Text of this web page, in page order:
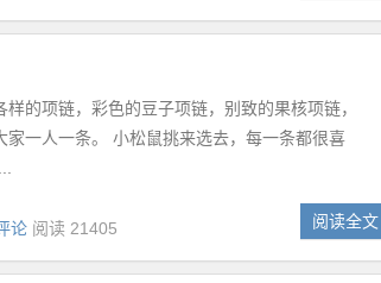
的项链，彩色的豆子项链，别致的果核项链，
一人一条。 小松鼠挑来选去，每一条都很喜
论 阅读 21405 阅读全文